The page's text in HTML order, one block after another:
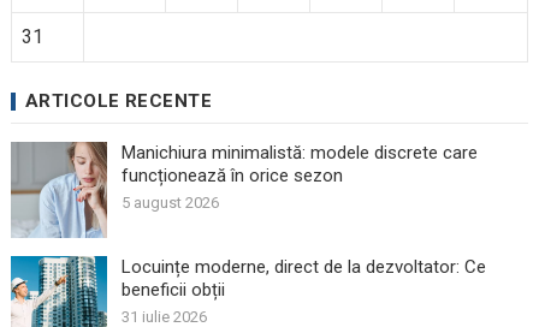
31
ARTICOLE RECENTE
Manichiura minimalistă: modele discrete care
funcționează în orice sezon
5 august 2026
Locuințe moderne, direct de la dezvoltator: Ce
beneficii obții
31 iulie 2026